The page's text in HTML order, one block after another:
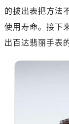
的拔出表把方法
使用寿命。接下
出百达翡丽手表